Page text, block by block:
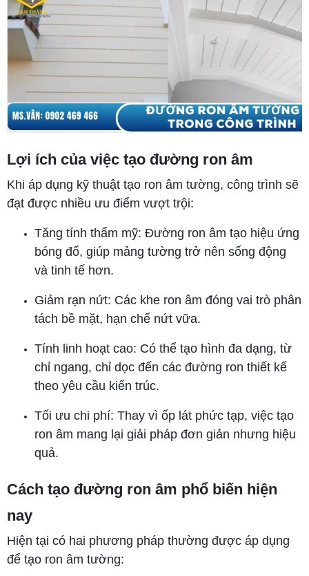
Lợi ích của việc tạo đường ron âm
Khi áp dụng kỹ thuật tạo ron âm tường, công trình sẽ
đạt được nhiều ưu điểm vượt trội:
Tăng tính thẩm mỹ: Đường ron âm tạo hiệu ứng
bóng đổ, giúp mảng tường trở nên sống động
và tinh tế hơn.
Giảm rạn nứt: Các khe ron âm đóng vai trò phân
tách bề mặt, hạn chế nứt vữa.
Tính linh hoạt cao: Có thể tạo hình đa dạng, từ
chỉ ngang, chỉ dọc đến các đường ron thiết kế
theo yêu cầu kiến trúc.
Tối ưu chi phí: Thay vì ốp lát phức tạp, việc tạo
ron âm mang lại giải pháp đơn giản nhưng hiệu
quả.
Cách tạo đường ron âm phổ biến hiện
nay
Hiện tại có hai phương pháp thường được áp dụng
để tạo ron âm tường: